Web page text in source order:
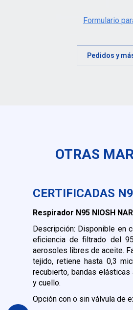
Formulario
Pedidos y
OTRAS
CERTIFICADAS
Respirador N95 NIOSH
Descripción: Disponible en
eficiencia de filtrado del
aerosoles libres de aceite.
tejido, retiene hasta 0,3
recubierto, bandas
y cuello.
Opción con o sin válvula de